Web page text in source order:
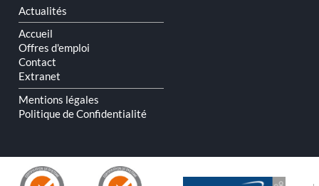
Aller
au
contenu
Actualités
Accueil
Offres d'emploi
Contact
Extranet
Mentions légales
Politique de Confidentialité